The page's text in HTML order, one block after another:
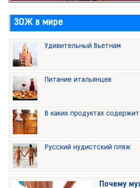
ЗОЖ в мире
Удивительный Вьетнам
Питание итальянцев
В каких продуктах
Русский нудистский пляж
Почему